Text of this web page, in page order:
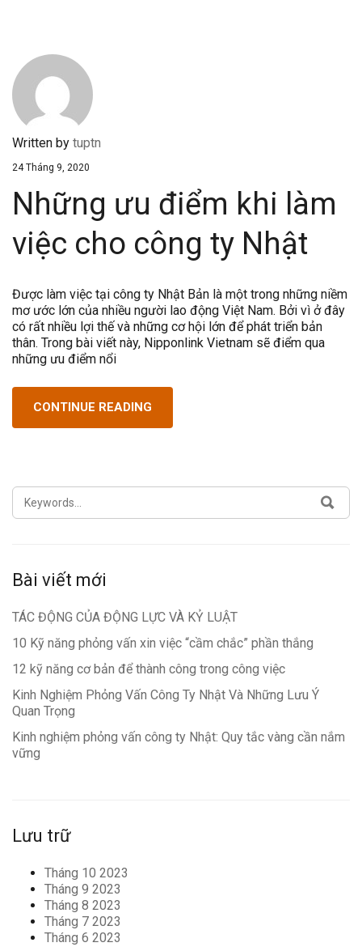
Written by tuptn
24 Tháng 9, 2020
Những ưu điểm khi làm
việc cho công ty Nhật
Được làm việc tại công ty Nhật Bản là một trong những niềm
mơ ước lớn của nhiều người lao động Việt Nam. Bởi vì ở đây
có rất nhiều lợi thế và những cơ hội lớn để phát triển bản
thân. Trong bài viết này, Nipponlink Vietnam sẽ điểm qua
những ưu điểm nổi
CONTINUE READING
SEARCH
FOR:
Bài viết mới
TÁC ĐỘNG CỦA ĐỘNG LỰC VÀ KỶ LUẬT
10 Kỹ năng phỏng vấn xin việc “cầm chắc” phần thắng
12 kỹ năng cơ bản để thành công trong công việc
Kinh Nghiệm Phỏng Vấn Công Ty Nhật Và Những Lưu Ý
Quan Trọng
Kinh nghiệm phỏng vấn công ty Nhật: Quy tắc vàng cần nắm
vững
Lưu trữ
Tháng 10 2023
Tháng 9 2023
Tháng 8 2023
Tháng 7 2023
Tháng 6 2023